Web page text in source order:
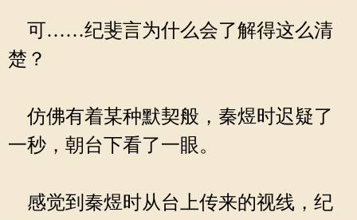
可……纪斐言为什么会了解得这么清
楚？
仿佛有着某种默契般，秦煜时迟疑了
一秒，朝台下看了一眼。
感觉到秦煜时从台上传来的视线，纪